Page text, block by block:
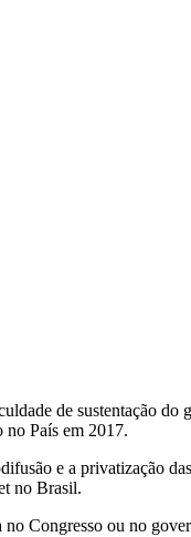
de sustentação
no País em 2017.
e a privatização
no Brasil.
Congresso ou no